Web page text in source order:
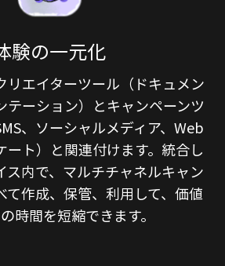
験の一元化
リエイターツール（ドキュメン
テーション）とキャンペーンツ
、ソーシャルメディア、Web
ート）と関連付けます。統合し
ス内で、マルチチャネルキャン
て作成、保管、利用して、価値
時間を短縮できます。